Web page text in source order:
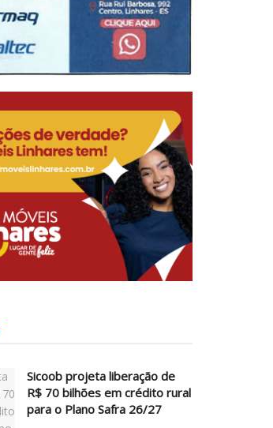
Sicoob projeta liberação de
R$ 70 bilhões em crédito rural
para o Plano Safra 26/27